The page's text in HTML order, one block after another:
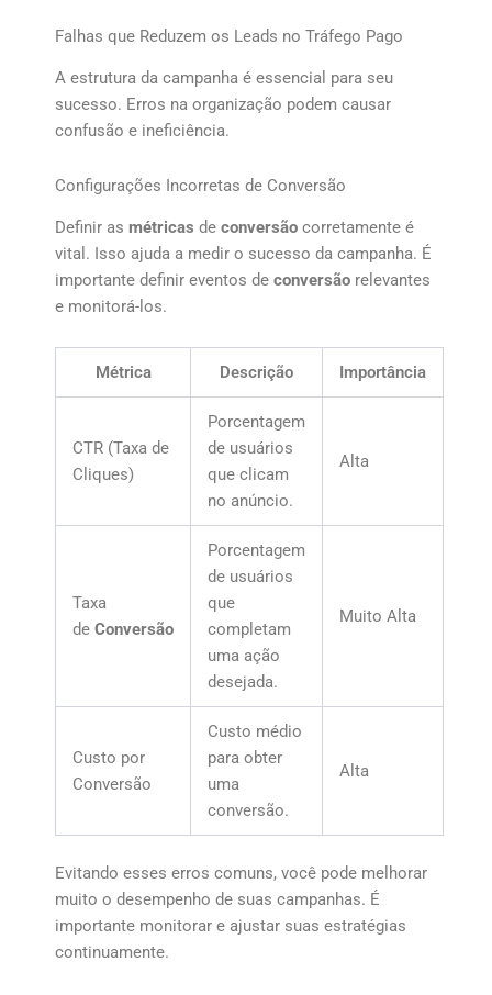
Falhas que Reduzem os Leads no Tráfego Pago
A estrutura da campanha é essencial para seu
sucesso. Erros na organização podem causar
confusão e ineficiência.
Configurações Incorretas de Conversão
Definir as métricas de conversão corretamente é
vital. Isso ajuda a medir o sucesso da campanha. É
importante definir eventos de conversão relevantes
e monitorá-los.
Métrica Descrição Importância
CTR (Taxa de
Cliques)
Porcentagem
de usuários
que clicam
no anúncio.
Alta
Taxa
de Conversão
Porcentagem
de usuários
que
completam
uma ação
desejada.
Muito Alta
Custo por
Conversão
Custo médio
para obter
uma
conversão.
Alta
Evitando esses erros comuns, você pode melhorar
muito o desempenho de suas campanhas. É
importante monitorar e ajustar suas estratégias
continuamente.